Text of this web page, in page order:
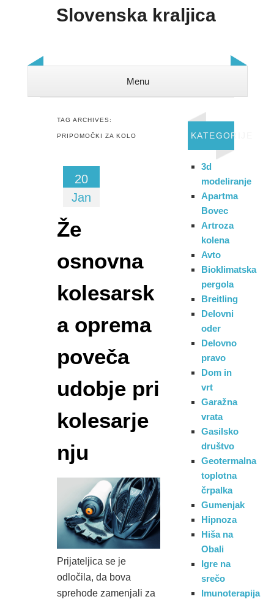
Slovenska kraljica
Menu
TAG ARCHIVES:
PRIPOMOČKI ZA KOLO
20
Jan
Že
osnovna
kolesarsk
a oprema
poveča
udobje pri
kolesarje
nju
Prijateljica se je
odločila, da bova
sprehode zamenjali za
KATEGORIJE
3d
modeliranje
Apartma
Bovec
Artroza
kolena
Avto
Bioklimatska
pergola
Breitling
Delovni
oder
Delovno
pravo
Dom in
vrt
Garažna
vrata
Gasilsko
društvo
Geotermalna
toplotna
črpalka
Gumenjak
Hipnoza
Hiša na
Obali
Igre na
srečo
Imunoterapija